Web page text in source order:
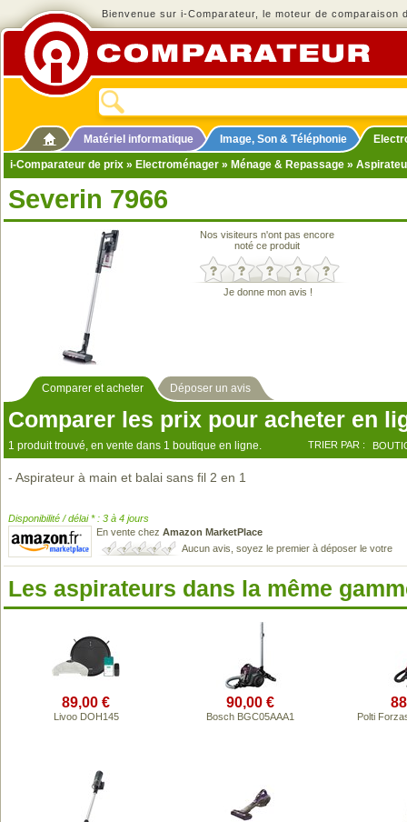
Bienvenue sur i-Comparateur, le moteur de comparaison
Matériel informatique Image, Son & Téléphonie
i-Comparateur de prix » Electroménager » Ménage & Repassage »
Severin 7966
Nos visiteurs n'ont pas encore
noté ce produit
Je donne mon avis !
Comparer et acheter Déposer un avis
Comparer les prix pour acheter en
1 produit trouvé, en vente dans 1 boutique en ligne. TRIER PAR :
- Aspirateur à main et balai sans fil 2 en 1
Disponibilité / délai * : 3 à 4 jours
En vente chez Amazon MarketPlace
Aucun avis, soyez le premier à déposer le votre
Les aspirateurs dans la même
89,00 €
Livoo DOH145
90,00 €
Bosch BGC05AAA1 Polti